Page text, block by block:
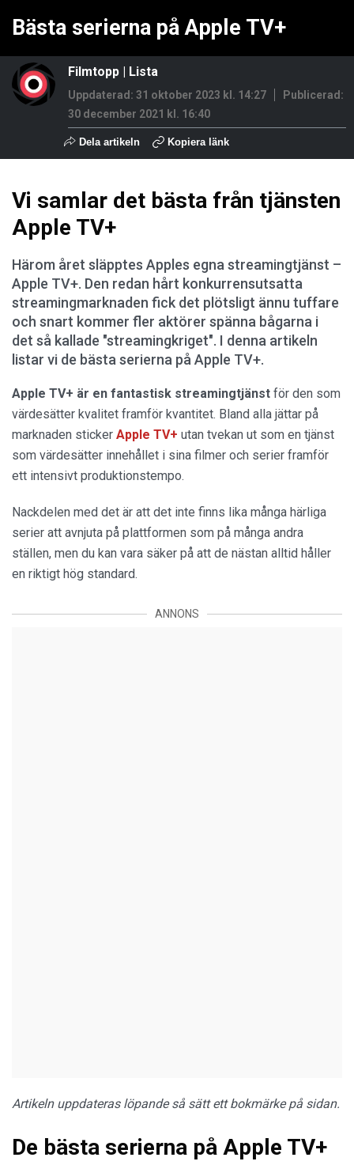
Bästa serierna på Apple TV+
Filmtopp Lista
Uppdaterad: 31 oktober 2023 kl. 14:27
Publicerad:
30 december 2021 kl. 16:40
Dela artikeln Kopiera länk
Vi samlar det bästa från tjänsten
Apple TV+
Härom året släpptes Apples egna streamingtjänst –
Apple TV+. Den redan hårt konkurrensutsatta
streamingmarknaden fick det plötsligt ännu tuffare
och snart kommer fler aktörer spänna bågarna i
det så kallade "streamingkriget". I denna artikeln
listar vi de bästa serierna på Apple TV+.
Apple TV+ är en fantastisk streamingtjänst för den som
värdesätter kvalitet framför kvantitet. Bland alla jättar på
marknaden sticker Apple TV+ utan tvekan ut som en tjänst
som värdesätter innehållet i sina filmer och serier framför
ett intensivt produktionstempo.
Nackdelen med det är att det inte finns lika många härliga
serier att avnjuta på plattformen som på många andra
ställen, men du kan vara säker på att de nästan alltid håller
en riktigt hög standard.
ANNONS
Artikeln uppdateras löpande så sätt ett bokmärke på sidan.
De bästa serierna på Apple TV+